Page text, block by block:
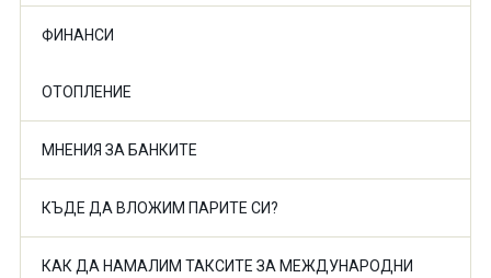
ФИНАНСИ
ОТОПЛЕНИЕ
МНЕНИЯ ЗА БАНКИТЕ
КЪДЕ ДА ВЛОЖИМ ПАРИТЕ СИ?
КАК ДА НАМАЛИМ ТАКСИТЕ ЗА МЕЖДУНАРОДНИ